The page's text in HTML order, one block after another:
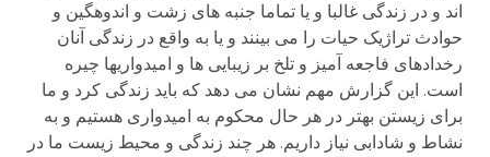
اند و در زندگی غالبا و یا تماما جنبه های زشت و اندوهگین و
حوادث تراژیک حیات را می بینند و یا به واقع در زندگی آنان
رخدادهای فاجعه آمیز و تلخ بر زیبایی ها و امیدواریها چیره
است. این گزارش مهم نشان می دهد که باید زندگی کرد و ما
برای زیستن بهتر در هر حال محکوم به امیدواری هستیم و به
نشاط و شادابی نیاز داریم. هر چند زندگی و محیط زیست ما در